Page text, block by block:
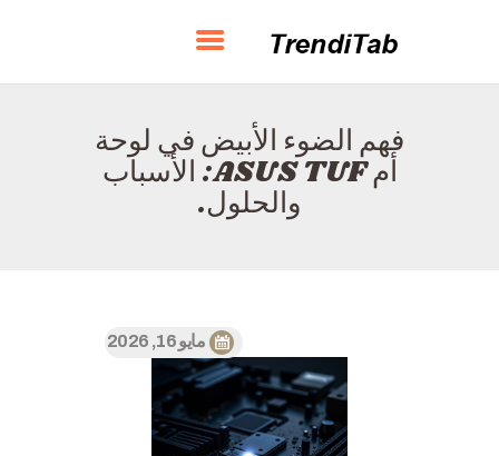
فهم الضوء الأبيض في لوحة
أم ASUS TUF: الأسباب
والحلول.
TRENDITAB
الصفحة الرئيسية
حول
مايو 16, 2026